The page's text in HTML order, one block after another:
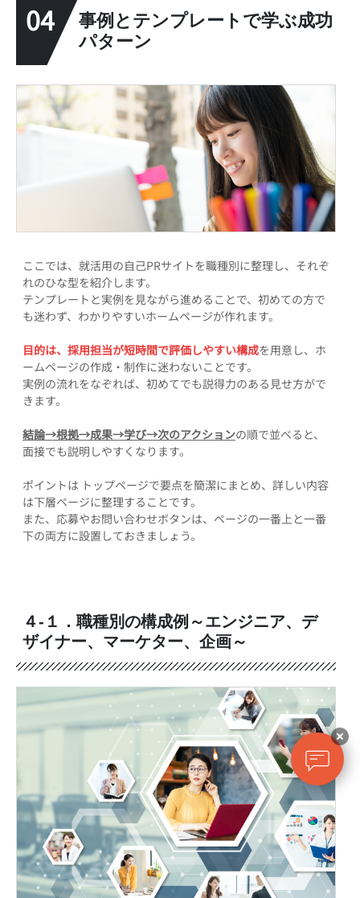
04
事例とテンプレートで学ぶ成功
パターン
ここでは、就活用の自己PRサイトを職種別に整理し、それぞ
れのひな型を紹介します。
テンプレートと実例を見ながら進めることで、初めての方で
も迷わず、わかりやすいホームページが作れます。
目的は、採用担当が短時間で評価しやすい構成を用意し、ホ
ームページの作成・制作に迷わないことです。
実例の流れをなぞれば、初めてでも説得力のある見せ方がで
きます。
結論→根拠→成果→学び→次のアクションの順で並べると、
面接でも説明しやすくなります。
ポイントは トップページで要点を簡潔にまとめ、詳しい内容
は下層ページに整理することです。
また、応募やお問い合わせボタンは、ページの一番上と一番
下の両方に設置しておきましょう。
４-１．職種別の構成例～エンジニア、デ
ザイナー、マーケター、企画～